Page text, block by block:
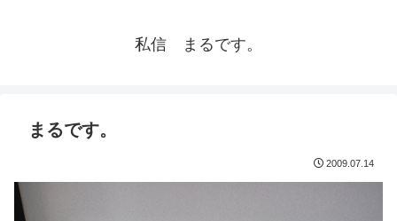
私信 まるです。
まるです。
2009.07.14